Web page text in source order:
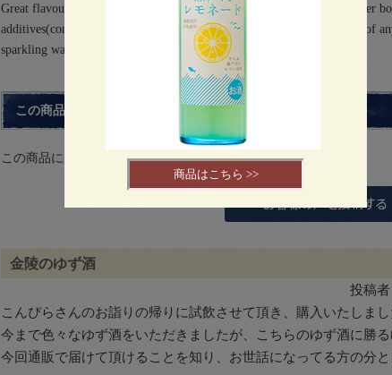
Great flavour of yuzu. Contains 45% fruit juice with some pulp to deliver
additives(contains no artificial flavors, synthetic colors or preservatives of
sparkling water.
この商品に対するお客様の声
この商品に対するご感想をぜひお寄せください。
金陵のゆず酒
投稿
こんぴらさんのお詣りの帰りに試飲させて頂き、購入いたしまし
今まで色々なゆず酒をいただきましたが、こちらのゆず酒に勝る
今回通販で届けて頂けることを知り、お世話になってる方の分
商品はこちら >>